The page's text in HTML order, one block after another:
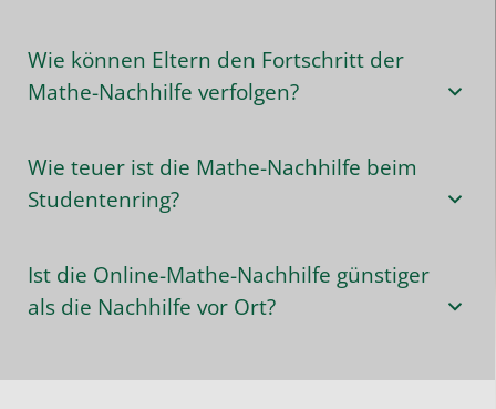
Wie können Eltern den Fortschritt der
Mathe-Nachhilfe verfolgen?
Wie teuer ist die Mathe-Nachhilfe beim
Studentenring?
Ist die Online-Mathe-Nachhilfe günstiger
als die Nachhilfe vor Ort?